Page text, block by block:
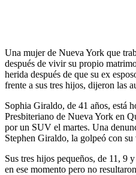
Una mujer de Nueva York que
después de vivir su propio
herida después de que su ex
frente a sus tres hijos, dijeron las
Sophia Giraldo, de 41 años, está
Presbiteriano de Nueva York en
por un SUV el martes. Una
Stephen Giraldo, la golpeó con
Sus tres hijos pequeños, de 11, 9
en ese momento pero no